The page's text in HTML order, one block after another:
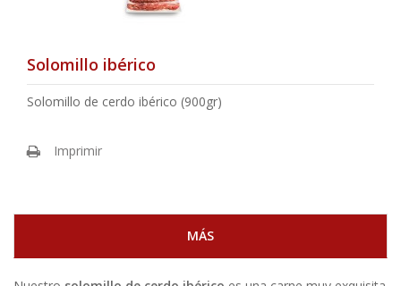
Solomillo ibérico
Solomillo de cerdo ibérico (900gr)
Imprimir
MÁS